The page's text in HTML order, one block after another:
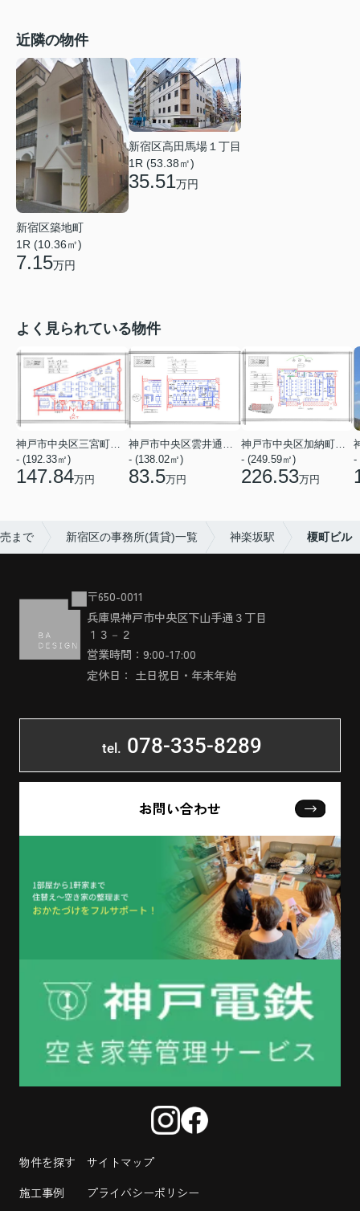
近隣の物件
新宿区築地町
1R (10.36㎡)
7.15万円
新宿区高田馬場１丁目
1R (53.38㎡)
35.51万円
よく見られている物件
神戸市中央区三宮町１丁目
- (192.33㎡)
147.84万円
神戸市中央区雲井通７丁目
- (138.02㎡)
83.5万円
神戸市中央区加納町４丁目
- (249.59㎡)
226.53万円
-
まで 新宿区の事務所(賃貸)一覧 神楽坂駅 榎町ビル
〒650-0011
兵庫県神戸市中央区下山手通３丁目
１３－２
営業時間：9:00-17:00
定休日： 土日祝日・年末年始
tel. 078-335-8289
お問い合わせ
物件を探す
施工事例
サイトマップ
プライバシーポリシー